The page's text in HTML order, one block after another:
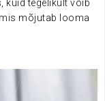
kuid tegelikult võib
mõjutab looma